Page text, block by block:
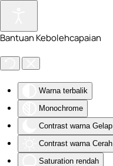
Bantuan Kebolehcapaian
Warna terbalik
Monochrome
Contrast warna Gelap
Contrast warna Cerah
Saturation rendah
Skip to main content